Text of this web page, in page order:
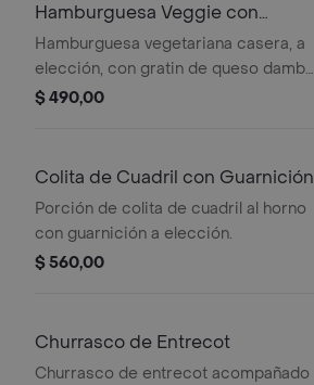
Hamburguesa Veggie con
Guarnición
Hamburguesa vegetariana casera, a
elección, con gratin de queso dambo,
y guarnición a elección.
$ 490,00
Colita de Cuadril con Guarnición
Porción de colita de cuadril al horno
con guarnición a elección.
$ 560,00
Churrasco de Entrecot
Churrasco de entrecot acompañado